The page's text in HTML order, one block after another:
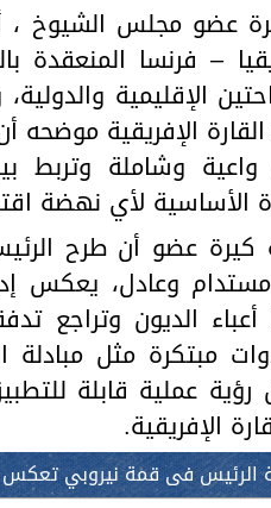
عضو مجلس الشيوخ
– فرنسا المنعقدة
الإقليمية
الإفريقية موضحه
وشاملة وتربط
الأساسية لأي نهضة
كيرة عضو أن طرح
وعادل، يعكس
الديون وتراجع
مبتكرة مثل
رؤية عملية قابلة
الإفريقية.
الرئيس فى قمة نيروبي تعكس